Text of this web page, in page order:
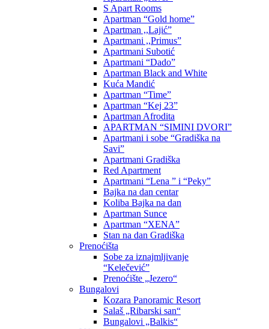
S Apart Rooms
Apartman “Gold home”
Apartman ,,Lajić”
Apartmani ,,Primus”
Apartmani Subotić
Apartmani “Dado”
Apartman Black and White
Kuća Mandić
Apartman “Time”
Apartman “Kej 23”
Apartman Afrodita
APARTMAN “SIMINI DVORI”
Apartmani i sobe “Gradiška na
Savi”
Apartmani Gradiška
Red Apartment
Apartmani “Lena ” i “Peky”
Bajka na dan centar
Koliba Bajka na dan
Apartman Sunce
Apartman “XENA”
Stan na dan Gradiška
Prenoćišta
Sobe za iznajmljivanje
“Kelečević”
Prenoćište „Jezero“
Bungalovi
Kozara Panoramic Resort
Salaš „Ribarski san“
Bungalovi „Balkis“